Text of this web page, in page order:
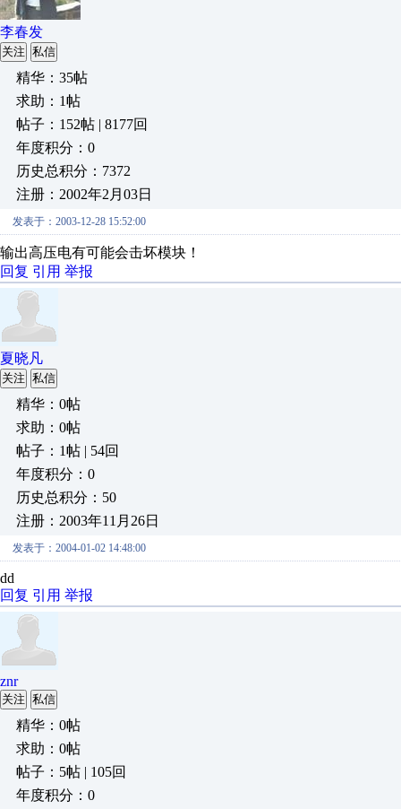
李春发
关注 私信
精华：35帖
求助：1帖
帖子：152帖 | 8177回
年度积分：0
历史总积分：7372
注册：2002年2月03日
发表于：2003-12-28 15:52:00
输出高压电有可能会击坏模块！
回复 引用 举报
夏晓凡
关注 私信
精华：0帖
求助：0帖
帖子：1帖 | 54回
年度积分：0
历史总积分：50
注册：2003年11月26日
发表于：2004-01-02 14:48:00
dd
回复 引用 举报
znr
关注 私信
精华：0帖
求助：0帖
帖子：5帖 | 105回
年度积分：0